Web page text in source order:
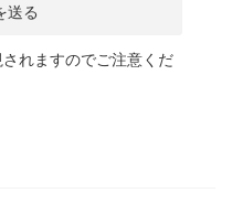
れますのでご注意くだ